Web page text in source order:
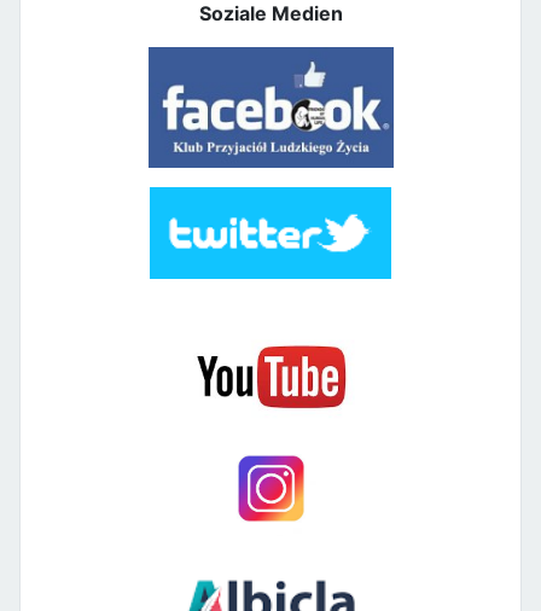
Soziale Medien